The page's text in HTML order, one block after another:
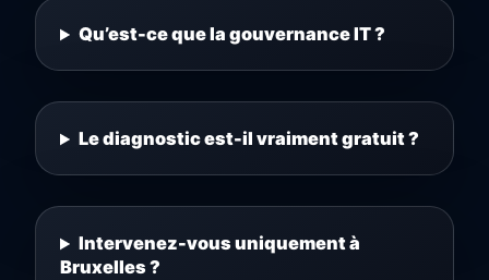
Qu’est-ce que la gouvernance IT ?
Le diagnostic est-il vraiment gratuit ?
Intervenez-vous uniquement à
Bruxelles ?